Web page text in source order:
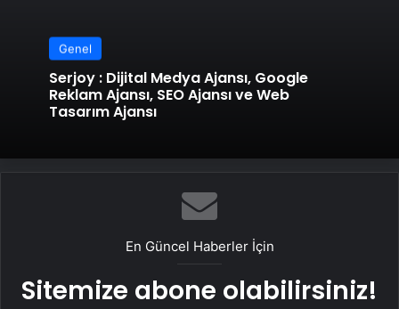
Genel
Serjoy : Dijital Medya Ajansı, Google
Reklam Ajansı, SEO Ajansı ve Web
Tasarım Ajansı
En Güncel Haberler İçin
Sitemize abone olabilirsiniz!